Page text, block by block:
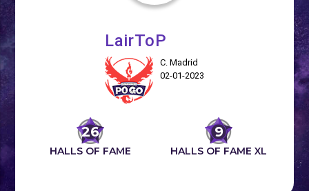
LairToP
C. Madrid
02-01-2023
HALLS OF FAME
26
HALLS OF FAME XL
9